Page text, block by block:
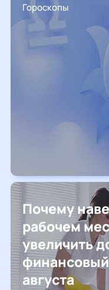
Гороскопы
Почему
рабочем
увеличить
финансовый
августа